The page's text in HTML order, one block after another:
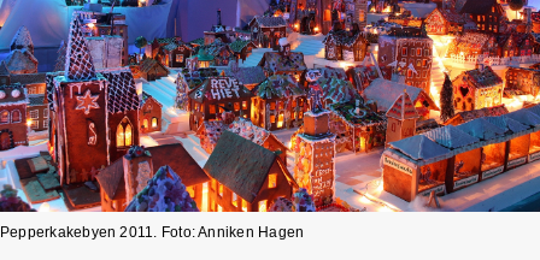
Pepperkakebyen 2011. Foto: Anniken Hagen